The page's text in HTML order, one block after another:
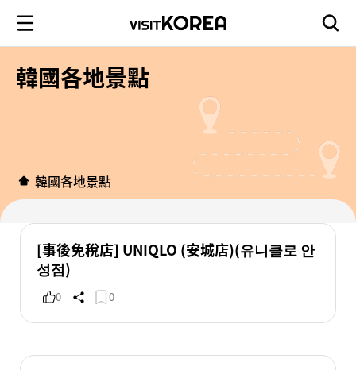
韓國各地景點
韓國各地景點
[事後免稅店] UNIQLO (安城店)(유니클로 안
성점)
0 0